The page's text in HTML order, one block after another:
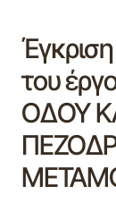
του
ΟΔΟΥ